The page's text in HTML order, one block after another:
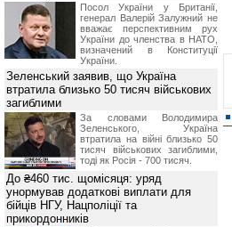
Посол України у Британії,
генерал Валерій Залужний не
вважає перспективним рух
України до членства в НАТО,
визначений в Конституції
України.
Зеленський заявив, що Україна
втратила близько 50 тисяч військових
загиблими
За словами Володимира
Зеленського, Україна
втратила на війні близько 50
тисяч військових загиблими,
тоді як Росія - 700 тисяч.
До ₴460 тис. щомісяця: уряд
унормував додаткові виплати для
бійців НГУ, Нацполіції та
прикордонників